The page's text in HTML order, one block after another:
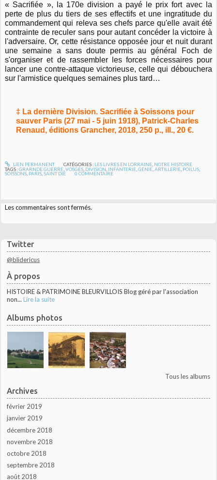
Twitter
@blidericus
À propos
HISTOIRE & PATRIMOINE BLEURVILLOIS Blog géré par l'association
non... Lire la suite
Albums photos
Tous les albums
Archives
février 2019
janvier 2019
décembre 2018
novembre 2018
octobre 2018
septembre 2018
août 2018
« Sacrifiée », la 170e division a payé le prix fort avec la
perte de plus du tiers de ses effectifs et une ingratitude du
commandement qui releva ses chefs parce qu'elle avait été
contrainte de reculer sans pour autant concéder la victoire à
l'adversaire. Or, cette résistance opposée jour et nuit durant
une semaine a sans doute permis au général Foch de
s'organiser et de rassembler les forces nécessaires pour
lancer une contre-attaque victorieuse, celle qui débouchera
sur l'armistice quelques semaines plus tard…
‡ La dernière Division. Sacrifiée à Soissons pour
sauver Paris (27 mai - 5 juin 1918), Patrick-Charles
Renaud, éditions Grancher, 2018, 250 p., ill., 20 €.
LIEN PERMANENT CATÉGORIES : LES LIVRES EN LORRAINE, NOTRE HISTOIRE
TAGS :GRARNDE GUERRE,VOSGES, DIVISION, INFANTERIE,GÉNIE,ARTILLERIE, POILUS,
SOISSONS, PARIS,SAINT DIÉ 0 COMMENTAIRE
Les commentaires sont fermés.